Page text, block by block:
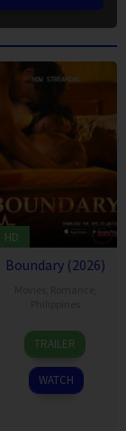
HD
Boundary (2026)
TRAILER
WATCH